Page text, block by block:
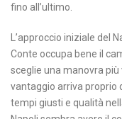
fino all’ultimo.
L’approccio iniziale del
Conte occupa bene il
sceglie una manovra
vantaggio arriva proprio
tempi giusti e qualità